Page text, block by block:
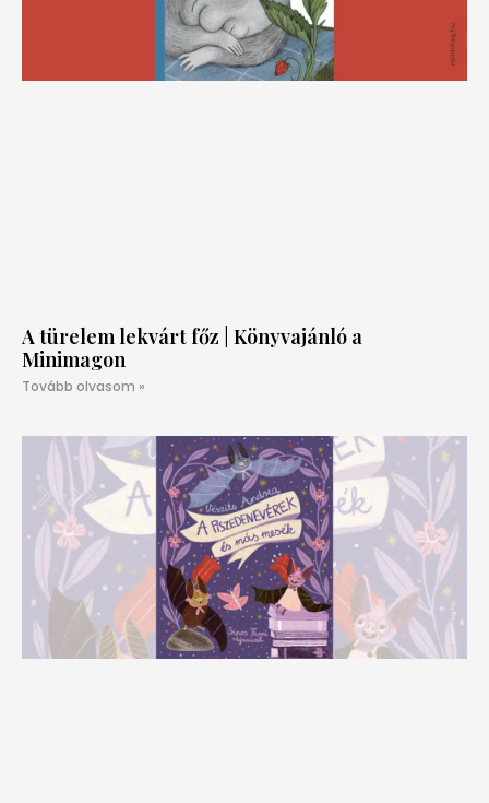
A türelem lekvárt főz | Könyvajánló a
Minimagon
Tovább olvasom »